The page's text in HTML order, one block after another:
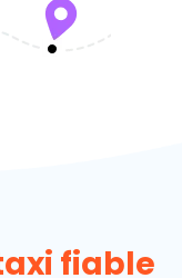
fiable